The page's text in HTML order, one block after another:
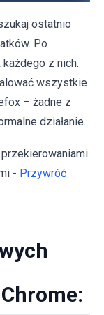
ostatnio
Po
każdego z nich.
wszystkie
– żadne z
działanie.
- Przywróć